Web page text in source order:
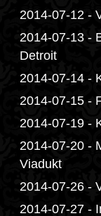
2014-07-12 -
2014-07-13 -
Detroit
2014-07-14 -
2014-07-15 -
2014-07-19 -
2014-07-20 -
Viadukt
2014-07-26 -
2014-07-27 -